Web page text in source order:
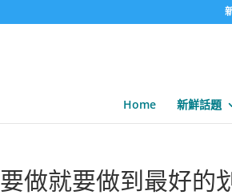
Home 新鮮話題
要做就要做到最好的